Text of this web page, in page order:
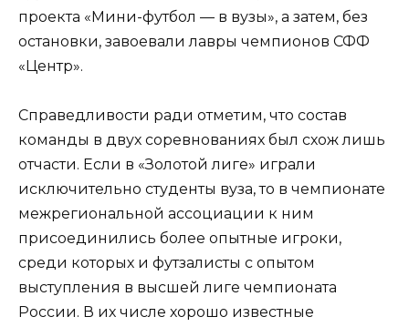
проекта «Мини-футбол — в вузы», а затем, без
остановки, завоевали лавры чемпионов СФФ
«Центр».
Справедливости ради отметим, что состав
команды в двух соревнованиях был схож лишь
отчасти. Если в «Золотой лиге» играли
исключительно студенты вуза, то в чемпионате
межрегиональной ассоциации к ним
присоединились более опытные игроки,
среди которых и футзалисты с опытом
выступления в высшей лиге чемпионата
России. В их числе хорошо известные